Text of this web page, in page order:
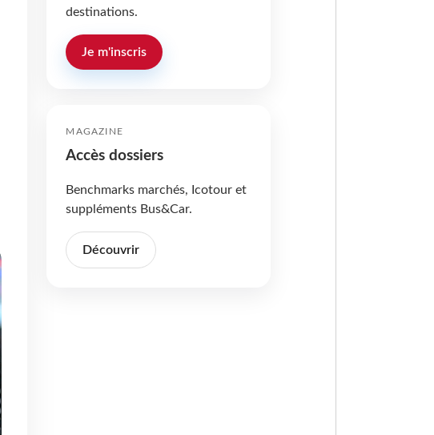
destinations.
Je m'inscris
MAGAZINE
Accès dossiers
Benchmarks marchés, Icotour et
suppléments Bus&Car.
Découvrir